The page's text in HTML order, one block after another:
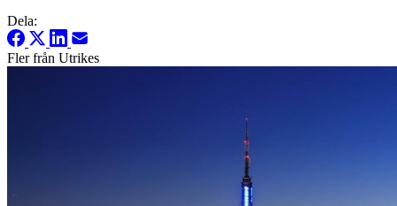
Dela:
Fler från Utrikes